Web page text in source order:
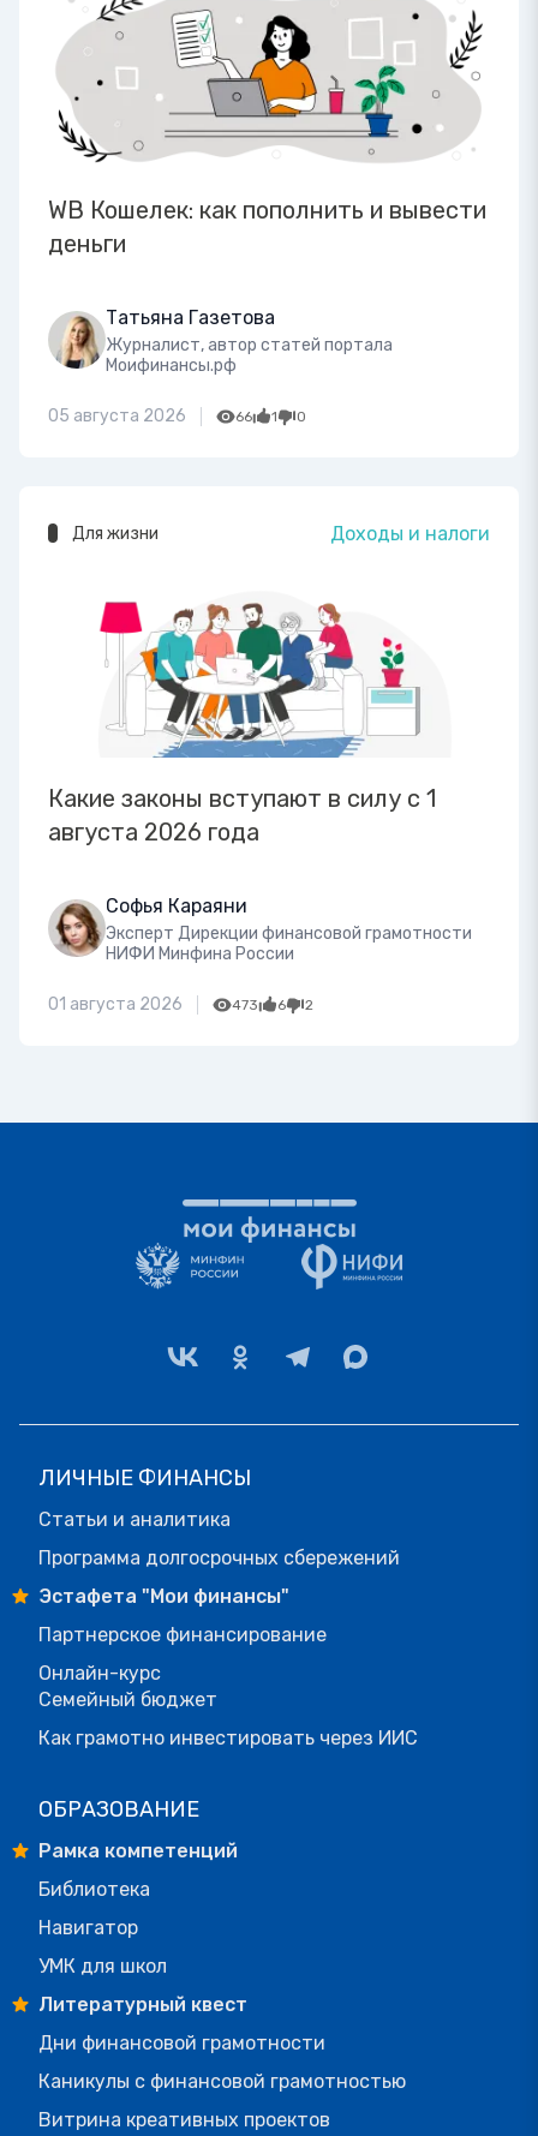
WB Кошелек: как пополнить и вывести
деньги
Татьяна Газетова
Журналист, автор статей портала
Моифинансы.рф
05 августа 2026 66 1 0
Для жизни Доходы и налоги
Какие законы вступают в силу с 1
августа 2026 года
Софья Караяни
Эксперт Дирекции финансовой грамотности
НИФИ Минфина России
01 августа 2026 473 6 2
ЛИЧНЫЕ ФИНАНСЫ
Статьи и аналитика
Программа долгосрочных сбережений
Эстафета "Мои финансы"
Партнерское финансирование
Онлайн-курс
Семейный бюджет
Как грамотно инвестировать через ИИС
ОБРАЗОВАНИЕ
Рамка компетенций
Библиотека
Навигатор
УМК для школ
Литературный квест
Дни финансовой грамотности
Каникулы с финансовой грамотностью
Витрина креативных проектов